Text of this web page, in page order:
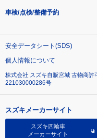
車検/点検/整備予約
安全データシート(SDS)
個人情報について
株式会社 スズキ自販宮城 古物商
221030000286号
スズキメーカーサイト
スズキ四輪車
メーカーサイト